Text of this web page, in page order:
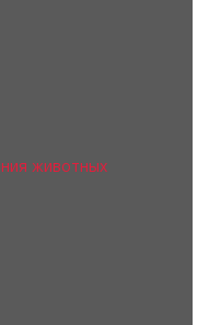
животных